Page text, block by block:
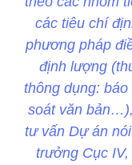
các tiêu chí
phương pháp
định lượng
thông dụng:
soát văn
tư vấn Dự án
trưởng Cục